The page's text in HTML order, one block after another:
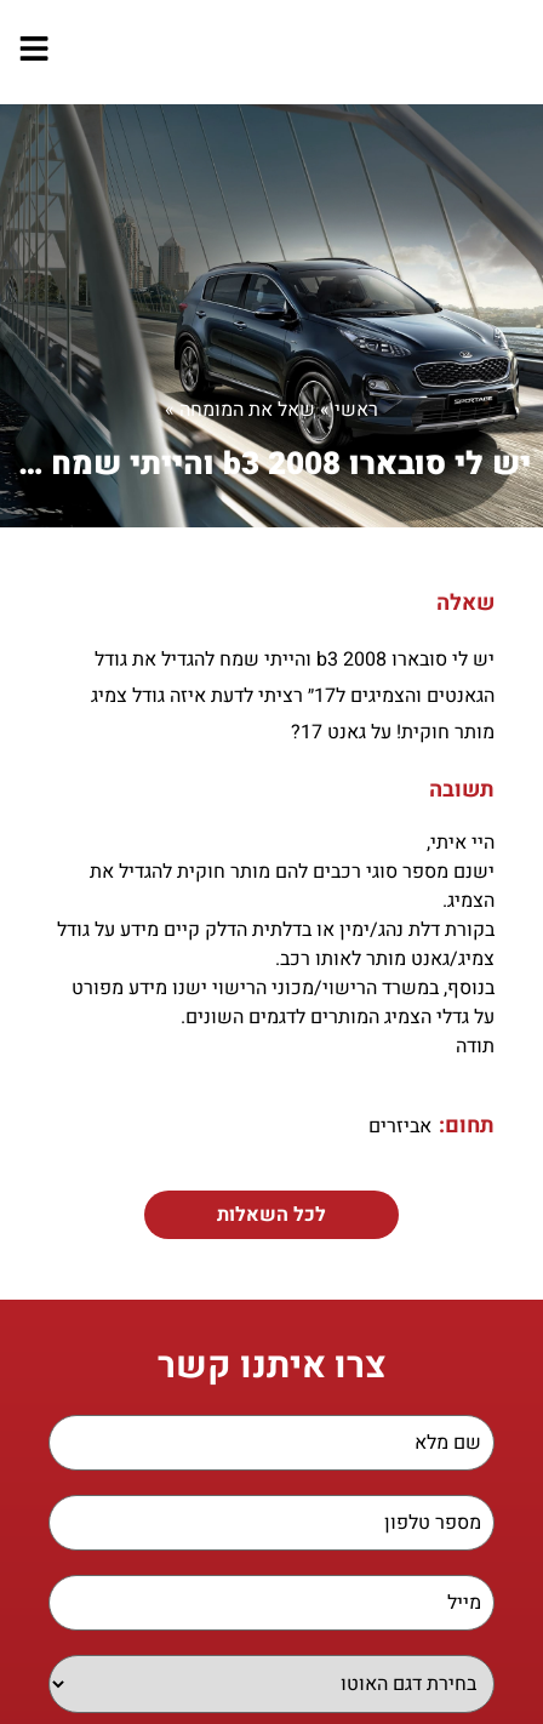
ראשי»שאל את המומחה»
יש לי סובארו b3 2008 והייתי שמח להגדי...
שאלה
יש לי סובארו b3 2008 והייתי שמח להגדיל את גודל
הגאנטים והצמיגים ל17״ רציתי לדעת איזה גודל צמיג
מותר חוקית! על גאנט 17?
תשובה
היי איתי,
ישנם מספר סוגי רכבים להם מותר חוקית להגדיל את
הצמיג.
בקורת דלת נהג/ימין או בדלתית הדלק קיים מידע על גודל
צמיג/גאנט מותר לאותו רכב.
בנוסף, במשרד הרישוי/מכוני הרישוי ישנו מידע מפורט
על גדלי הצמיג המותרים לדגמים השונים.
תודה
תחום: אביזרים
לכל השאלות
צרו איתנו קשר